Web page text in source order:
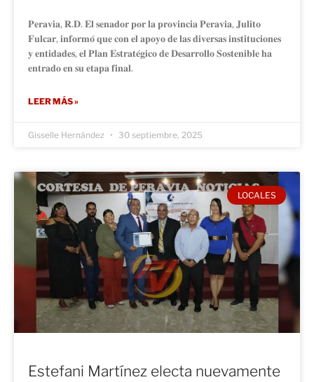
𝐏𝐞𝐫𝐚𝐯𝐢𝐚, 𝐑.𝐃. 𝐄𝐥 𝐬𝐞𝐧𝐚𝐝𝐨𝐫 𝐩𝐨𝐫 𝐥𝐚 𝐩𝐫𝐨𝐯𝐢𝐧𝐜𝐢𝐚 𝐏𝐞𝐫𝐚𝐯𝐢𝐚, 𝐉𝐮𝐥𝐢𝐭𝐨
𝐅𝐮𝐥𝐜𝐚𝐫, 𝐢𝐧𝐟𝐨𝐫𝐦𝐨́ 𝐪𝐮𝐞 𝐜𝐨𝐧 𝐞𝐥 𝐚𝐩𝐨𝐲𝐨 𝐝𝐞 𝐥𝐚𝐬 𝐝𝐢𝐯𝐞𝐫𝐬𝐚𝐬 𝐢𝐧𝐬𝐭𝐢𝐭𝐮𝐜𝐢𝐨𝐧𝐞𝐬
𝐲 𝐞𝐧𝐭𝐢𝐝𝐚𝐝𝐞𝐬, 𝐞𝐥 𝐏𝐥𝐚𝐧 𝐄𝐬𝐭𝐫𝐚𝐭𝐞́𝐠𝐢𝐜𝐨 𝐝𝐞 𝐃𝐞𝐬𝐚𝐫𝐫𝐨𝐥𝐥𝐨 𝐒𝐨𝐬𝐭𝐞𝐧𝐢𝐛𝐥𝐞 𝐡𝐚
𝐞𝐧𝐭𝐫𝐚𝐝𝐨 𝐞𝐧 𝐬𝐮 𝐞𝐭𝐚𝐩𝐚 𝐟𝐢𝐧𝐚𝐥.
LEER MÁS »
Gisselle Hernández 30 septiembre, 2025
LOCALES
Estefani Martínez electa nuevamente